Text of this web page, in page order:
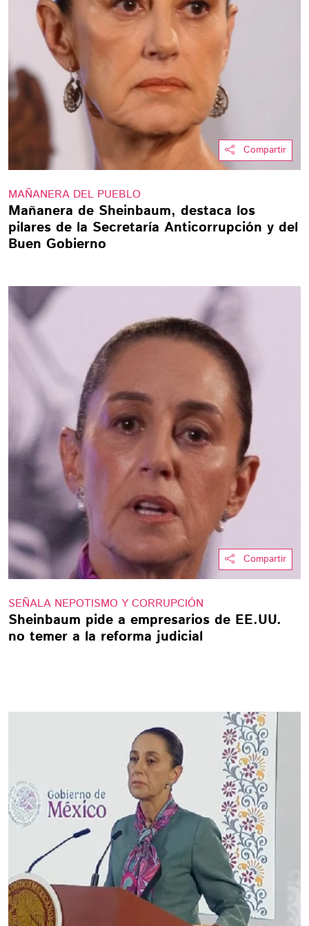
Compartir
MAÑANERA DEL PUEBLO
Mañanera de Sheinbaum, destaca los
pilares de la Secretaría Anticorrupción y del
Buen Gobierno
Compartir
SEÑALA NEPOTISMO Y CORRUPCIÓN
Sheinbaum pide a empresarios de EE.UU.
no temer a la reforma judicial